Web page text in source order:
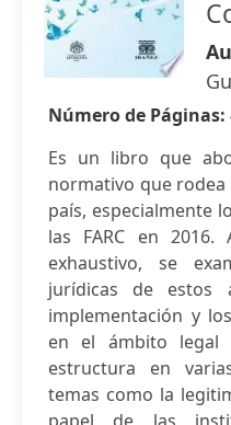
Número de Páginas:
Es un libro que
normativo que rodea
país, especialmente
las FARC en
exhaustivo, se
jurídicas de estos
implementación y
en el ámbito legal
estructura en
temas como la